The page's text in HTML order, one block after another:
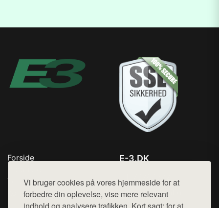
Vi bruger cookies på vores hjemmeside for at
forbedre din oplevelse, vise mere relevant
Forside
Top Rabatter
Kontakt
E-3.DK
Mail: hej@want.dk